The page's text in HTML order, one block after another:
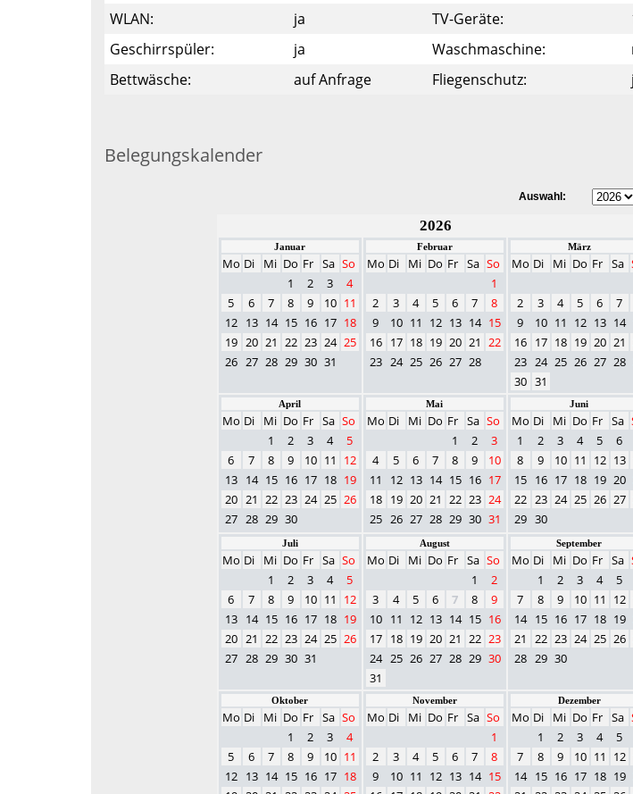
WLAN:
ja TV-Geräte:
Geschirrspüler:
ja Waschmaschine:
Bettwäsche:
auf Anfrage Fliegenschutz:
Belegungskalender
Auswahl:
2026
Januar
Mo Di Mi Do Fr Sa So
1
2 3
4
5
6 7 8 9 10 11
12 13 14 15 16 17 18
19 20 21 22 23 24 25
26 27 28 29 30 31
Februar
Mo Di Mi Do Fr Sa So
1
2
3 4 5 6 7
8
9
10 11 12 13 14 15
16 17 18 19 20 21
22
23 24 25 26 27 28
März
Mo Di Mi Do Fr Sa
2
3 4 5 6 7
9
10 11 12 13 14
16 17 18 19 20 21
23 24 25 26 27 28
30 31
April
Mo Di Mi Do Fr Sa So
1
2 3 4
5
6
7 8 9 10 11
12
13 14 15 16 17 18 19
20 21 22 23 24 25 26
27 28 29 30
Mai
Mo Di Mi Do Fr Sa So
1
2
3
4
5 6 7 8 9
10
11
12 13 14 15 16 17
18 19 20 21 22 23 24
25 26 27 28 29 30 31
Juni
Mo Di Mi Do Fr Sa
1
2 3 4 5 6
8
9 10 11 12 13
15 16 17 18 19 20
22 23 24 25 26 27
29 30
Juli
Mo Di Mi Do Fr Sa So
1
2 3 4
5
6
7 8 9 10 11
12
13 14 15 16 17 18 19
20 21 22 23 24 25 26
27 28 29 30 31
August
Mo Di Mi Do Fr Sa So
1
2
3
4 5 6 7 8
9
10 11 12 13 14 15 16
17 18 19 20 21 22 23
24 25 26 27 28 29 30
31
September
Mo Di Mi Do Fr Sa
1
2 3 4 5
7
8 9 10 11 12
14 15 16 17 18 19
21
22 23 24 25 26
28 29 30
Oktober
Mo Di Mi Do Fr Sa So
1
2 3
4
5
6 7 8 9 10 11
12 13 14 15 16 17 18
November
Mo Di Mi Do Fr Sa So
1
2
3 4 5 6 7
8
9
10 11 12 13 14 15
Dezember
Mo Di Mi Do Fr Sa
1
2 3 4 5
7
8 9 10 11 12
14 15 16 17 18 19